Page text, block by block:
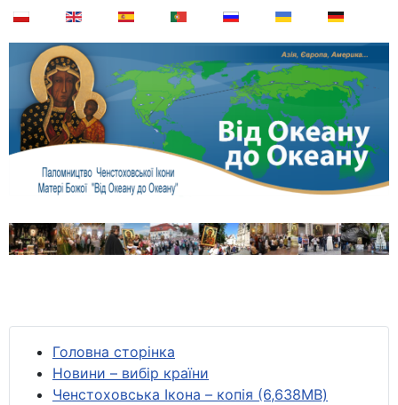
Головна сторінка
Новини – вибір країни
Ченстоховська Ікона – копія (6,638MB)